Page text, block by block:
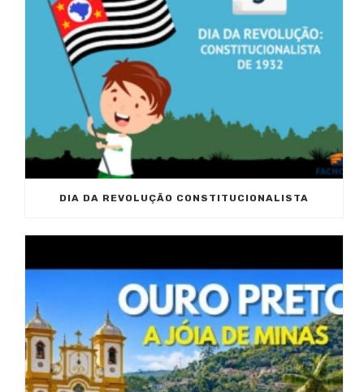
DIA DA REVOLUÇÃO CONSTITUCIONALISTA